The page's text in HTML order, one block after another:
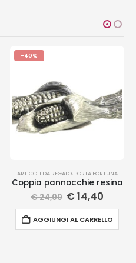
-40%
ARTICOLI DA REGALO, PORTA FORTUNA
Coppia pannocchie resina
€24,00 € 14,40
AGGIUNGI AL CARRELLO